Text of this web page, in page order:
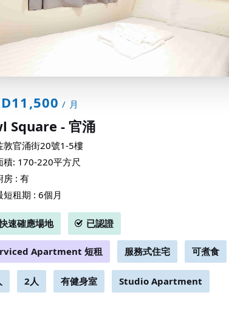
/ 月
Square - 官涌
敦官涌街20號1-5樓
積: 170-220平方尺
房 : 有
短租期 : 6個月
速確應場地 已認證
Apartment 短租 服務式住宅 可煮食
2人 有健身室 Studio Apartment